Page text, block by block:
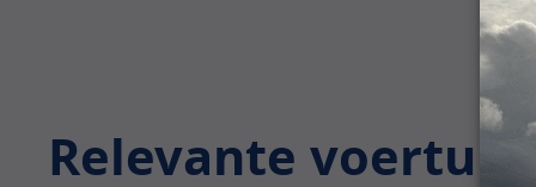
Relevante